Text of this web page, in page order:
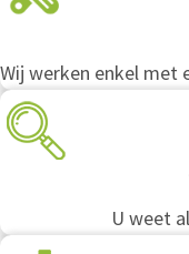
Wij werken enkel met
U weet